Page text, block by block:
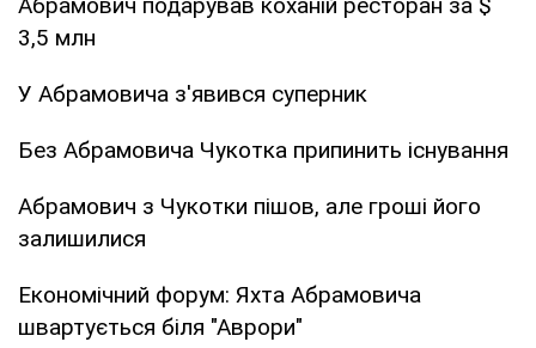
3,5 млн
У Абрамовича з'явився суперник
Без Абрамовича Чукотка припинить існування
Абрамович з Чукотки пішов, але гроші його
залишилися
Економічний форум: Яхта Абрамовича
швартується біля "Аврори"